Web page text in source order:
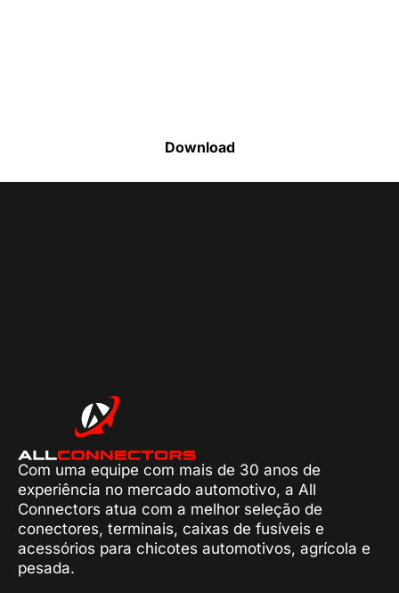
Download
Com uma equipe com mais de 30 anos de
experiência no mercado automotivo, a All
Connectors atua com a melhor seleção de
conectores, terminais, caixas de fusíveis e
acessórios para chicotes automotivos, agrícola e
pesada.